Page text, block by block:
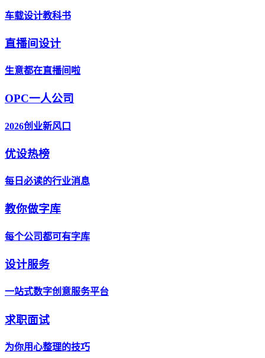
车载设计教科书
直播间设计
生意都在直播间啦
OPC一人公司
2026创业新风口
优设热榜
每日必读的行业消息
教你做字库
每个公司都可有字库
设计服务
一站式数字创意服务平台
求职面试
为你用心整理的技巧